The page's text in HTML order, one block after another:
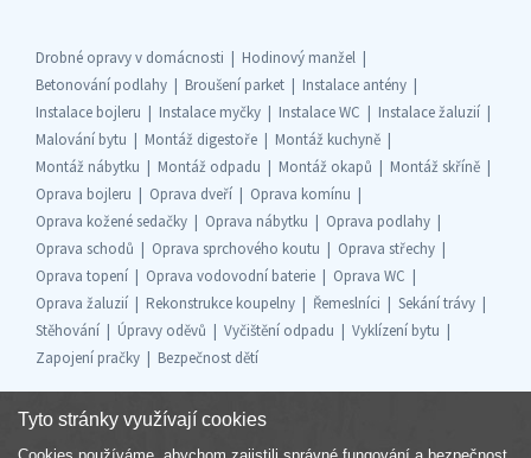
Drobné opravy v domácnosti
Hodinový manžel
Betonování podlahy
Broušení parket
Instalace antény
Instalace bojleru
Instalace myčky Instalace WC
Instalace žaluzií
Malování bytu
Montáž digestoře
Montáž kuchyně
Montáž nábytku
Montáž odpadu Montáž okapů
Montáž skříně
Oprava bojleru
Oprava dveří
Oprava komínu
Oprava kožené sedačky
Oprava nábytku
Oprava podlahy
Oprava schodů
Oprava sprchového koutu
Oprava střechy
Oprava topení
Oprava vodovodní baterie
Oprava WC
Oprava žaluzií
Rekonstrukce koupelny Řemeslníci
Sekání trávy
Stěhování
Úpravy oděvů Vyčištění odpadu
Vyklízení bytu
Zapojení pračky
Bezpečnost dětí
Tyto stránky využívají cookies